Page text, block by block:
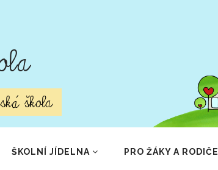
škola
ŠKOLNÍ JÍDELNA PRO ŽÁKY A RODIČE